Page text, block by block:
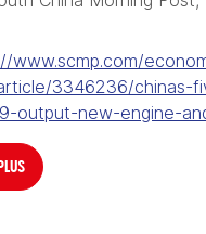
www.scmp.com/
3346236/chinas-
output-new-engine-